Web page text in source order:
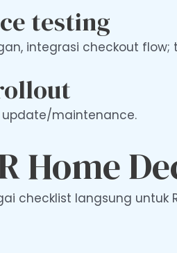
testing
integrasi checkout
update/maintenance.
Home
checklist langsung untuk